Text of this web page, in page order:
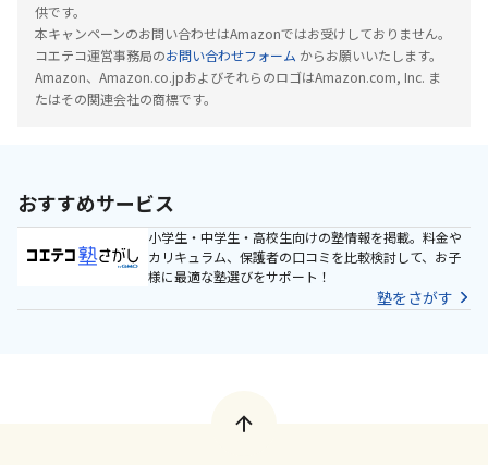
供です。
本キャンペーンのお問い合わせはAmazonではお受けしておりません。
コエテコ運営事務局のお問い合わせフォーム からお願いいたします。
Amazon、Amazon.co.jpおよびそれらのロゴはAmazon.com, Inc. ま
たはその関連会社の商標です。
おすすめサービス
小学生・中学生・高校生向けの塾情報を掲載。料金や
カリキュラム、保護者の口コミを比較検討して、お子
様に最適な塾選びをサポート！
塾をさがす